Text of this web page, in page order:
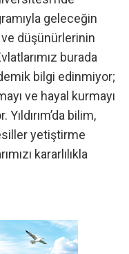
geleceğin
ve düşünürlerinin
burada
bilgi edinmiyor;
ve hayal kurmayı
bilim,
yetiştirme
kararlılıkla